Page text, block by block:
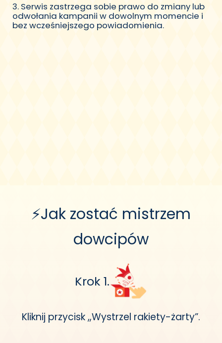
3. Serwis zastrzega sobie prawo do zmiany lub
odwołania kampanii w dowolnym momencie i
bez wcześniejszego powiadomienia.
⚡Jak zostać mistrzem
dowcipów
Krok 1.
Kliknij przycisk „Wystrzel rakiety-żarty”.